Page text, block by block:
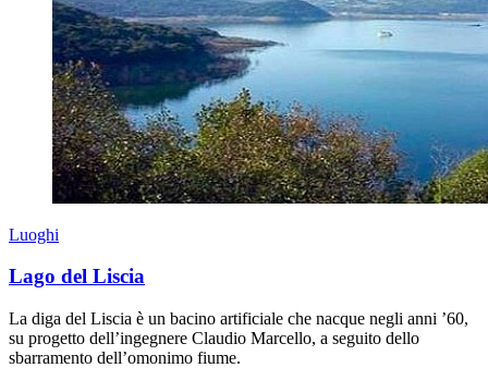
Luoghi
Lago del Liscia
La diga del Liscia è un bacino artificiale che nacque negli anni ’60,
su progetto dell’ingegnere Claudio Marcello, a seguito dello
sbarramento dell’omonimo fiume.